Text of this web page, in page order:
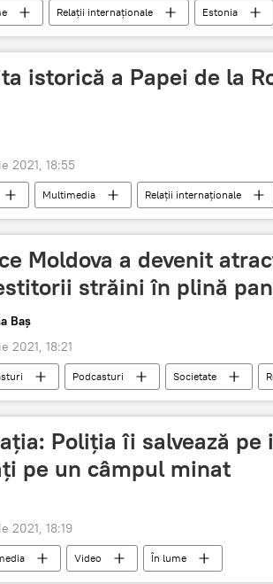
Relații internaționale Estonia
istorică a Papei de la
2021, 18:55
Multimedia Relații internaționale
istorica
Moldova a devenit
străini în plină
Baș
2021, 18:21
Podcasturi Societate
Poliția îi salvează
pe un câmpul minat
2021, 18:19
Video În lume